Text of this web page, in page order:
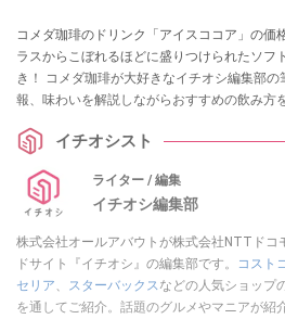
コメダ珈琲のドリンク「アイスココア」の価
ラスからこぼれるほどに盛りつけられたソフ
き！ コメダ珈琲が大好きなイチオシ編集部
報、味わいを解説しながらおすすめの飲み方
イチオシスト
ライター / 編集
イチオシ編集部
株式会社オールアバウトが株式会社NTTドコ
ドサイト『イチオシ』の編集部です。
コスト
セリア、 スターバックスなどの人気ショップ
を通してご紹介。話題のグルメやマニアが紹